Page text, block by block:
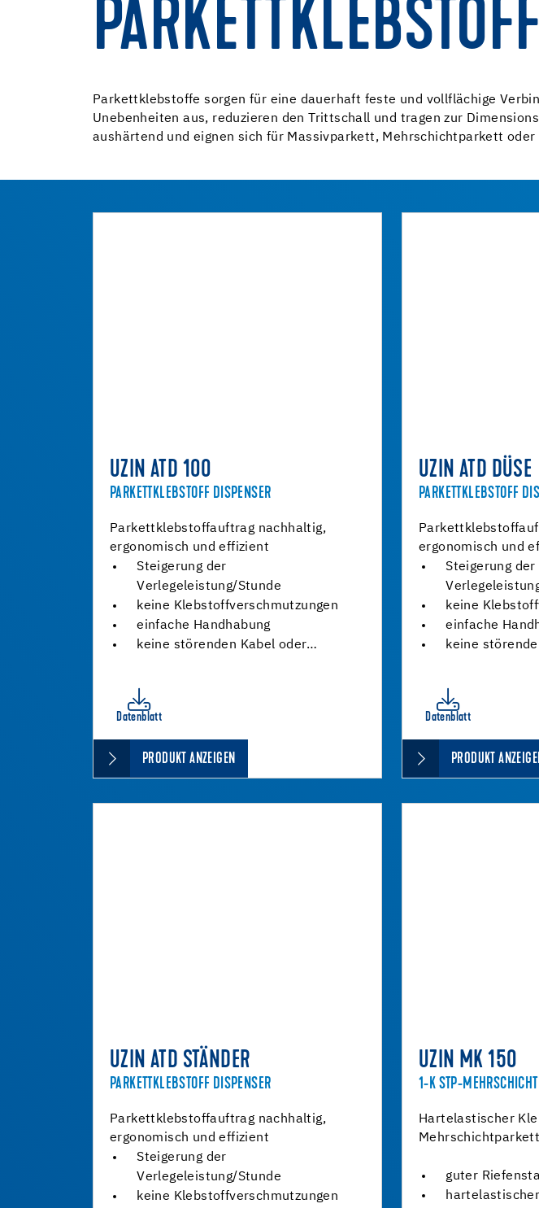
Parkettklebstoffe sorgen für eine dauerhaft feste und vollflächige
Unebenheiten aus, reduzieren den Trittschall und tragen zur
aushärtend und eignen sich für Massivparkett, Mehrschichtparkett
UZIN ATD 100
PARKETTKLEBSTOFF DISPENSER
Parkettklebstoffauftrag nachhaltig,
ergonomisch und effizient
Steigerung der
Verlegeleistung/Stunde
keine Klebstoffverschmutzungen
einfache Handhabung
keine störenden Kabel oder…
Datenblatt
PRODUKT ANZEIGEN
UZIN ATD DÜSE
PARKETTKLEBSTOFF
ergonomisch und
Steigerung der
keine
einfache
keine
Datenblatt
PRODUKT
UZIN ATD STÄNDER
PARKETTKLEBSTOFF DISPENSER
Parkettklebstoffauftrag nachhaltig,
ergonomisch und effizient
Steigerung der
Verlegeleistung/Stunde
keine Klebstoffverschmutzungen
UZIN MK 150
1-K STP-
Hartelastischer
Mehrschichtparkett
guter